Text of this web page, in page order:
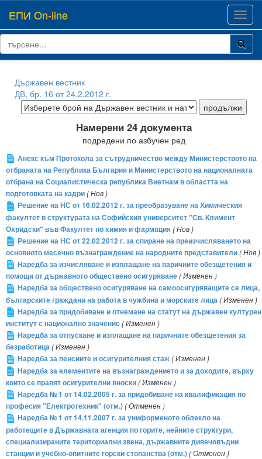
ЕПИ On-line
Държавен вестник
ДВ, бр. 16 от 24.2.2012 г.
Намерени 24 документа
подредени по азбучен ред
Анекс към Протокола за сътрудничество между Министерството на
отбраната на Република България и Министерството на националната
отбрана на Социалистическа република Виетнам в областта на
подготовката на кадри( Нов )
Решение на НС от 16.02.2012 г. за преобразуване на Химическия
факултет в структурата на Софийския университет "Св. Климент
Охридски" във Факултет по химия и фармация( Нов )
Решение на НС от 22.02.2012 г. за спиране на преизчисляването на
основното месечно възнаграждение на народните представители( Нов )
Наредба за изчисляване и изплащане на паричните обезщетения и
помощи от държавното обществено осигуряване( Изменен )
Наредба за обществено осигуряване на самоосигуряващите се лица,
българските граждани на работа в чужбина и морските лица( Изменен )
Наредба за придобиване и отнемане на статут на държавен културен
институт с национално значение( Изменен )
Наредба за отпускане и изплащане на паричните обезщетения за
безработица( Изменен )
Наредба за пенсиите и осигурителния стаж( Изменен )
Наредба за елементите на възнаграждението и за доходите, върху
които се правят осигурителни вноски( Изменен )
Наредба № 1 от 14.02.2005 г. за придобиване на квалификация по
професия "Електротехник" (отм.)( Отменен )
Наредба № 1 от 14.11.2007 г. за униформеното облекло на
работещите в Държавната агенция по горите, нейните структури,
специализираните териториални звена, държавните дивечовъдни
станции и учебно-опитните горски стопанства (отм.)( Отменен )